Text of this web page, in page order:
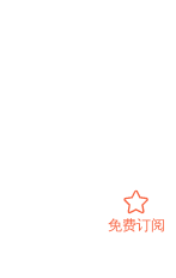
末日崩塌》 。
章鱼分身等》。
免费订阅